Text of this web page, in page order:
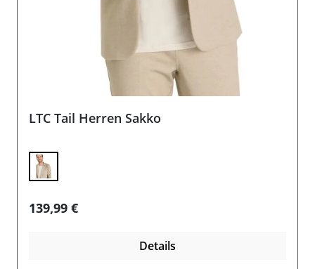
LTC Tail Herren Sakko
Regulärer Preis:
139,99 €
Details